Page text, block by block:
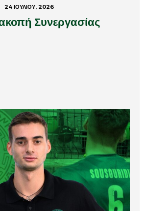
24 ΙΟΥΛΊΟΥ, 2026
Συνεργασίας